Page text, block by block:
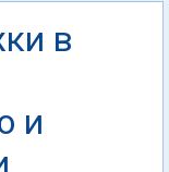
в
и